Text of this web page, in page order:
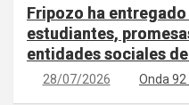
Fripozo ha entregado
estudiantes,
entidades sociales
28/07/2026 Onda